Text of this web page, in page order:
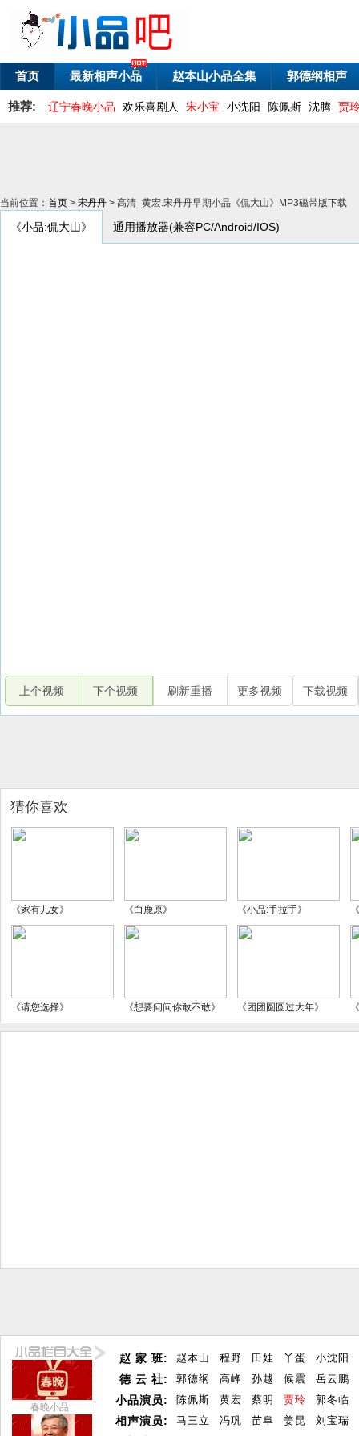
首页 最新相声小品 赵本山小品全集 郭德纲相声
推荐: 辽宁春晚小品 欢乐喜剧人 宋小宝 小沈阳 陈佩斯 沈腾 贾
当前位置： 首页 > 宋丹丹 > 高清_黄宏.宋丹丹早期小品《侃大山》MP3磁带版下载
《小品:侃大山》 通用播放器(兼容PC/Android/IOS)
上个视频 下个视频 刷新重播 更多视频 下载视频
猜你喜欢
《家有儿女》 《白鹿原》 《小品:手拉手》
《请您选择》 《想要问问你敢不敢》 《团团圆圆过大年》
春晚小品
赵 家 班:
德 云 社:
小品演员:
相声演员:
赵本山 程野 田娃 丫蛋
小沈阳
郭德纲
高峰 孙越 候震
岳云鹏
陈佩斯
黄宏 蔡明 贾玲
郭冬临
马三立
冯巩 苗阜 姜昆
刘宝瑞